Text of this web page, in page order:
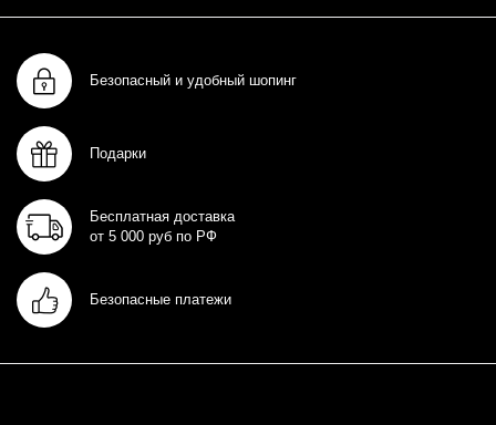
Безопасный и удобный шопинг
Подарки
Бесплатная доставка
от 5 000 руб по РФ
Безопасные платежи